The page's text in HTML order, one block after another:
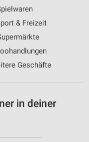
& Freizeit
Geschäfte
in deiner